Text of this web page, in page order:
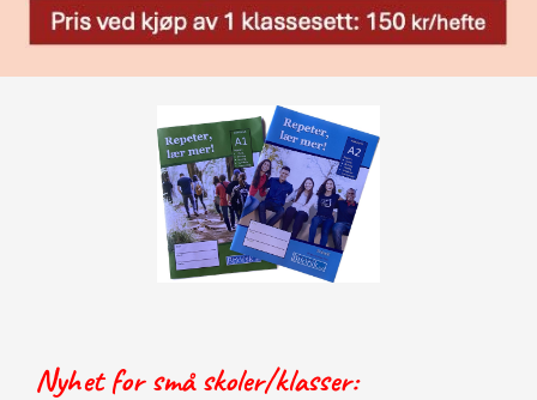
Nyhet for små skoler/klasser: